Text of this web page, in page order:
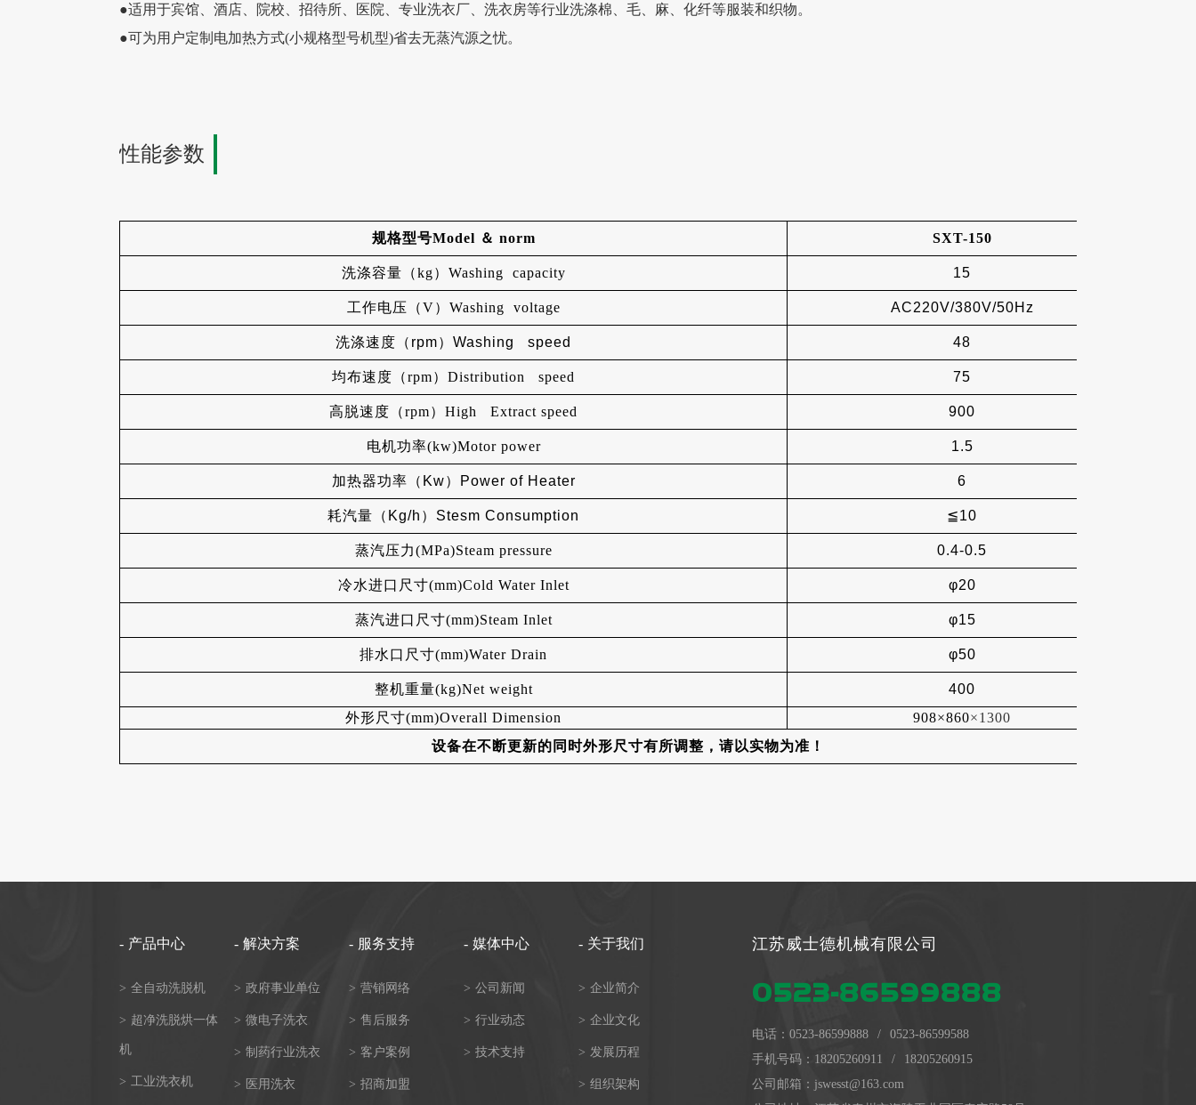
●适用于宾馆、酒店、院校、招待所、医院、专业洗衣厂、洗衣房等行业洗涤棉、毛、麻、化纤等服装和织物。
●可为用户定制电加热方式(小规格型号机型)省去无蒸汽源之忧。
性能参数
规格型号Model ＆ norm SXT-150
洗涤容量（kg）Washing capacity 15
工作电压（V）Washing voltage AC220V/380V/50Hz
洗涤速度（rpm）Washing speed 48
均布速度（rpm）Distribution speed 75
高脱速度（rpm）High Extract speed 900
电机功率(kw)Motor power 1.5
加热器功率（Kw）Power of Heater 6
耗汽量（Kg/h）Stesm Consumption ≦10
蒸汽压力(MPa)Steam pressure 0.4-0.5
冷水进口尺寸(mm)Cold Water Inlet φ20
蒸汽进口尺寸(mm)Steam Inlet φ15
排水口尺寸(mm)Water Drain φ50
整机重量(kg)Net weight
400
外形尺寸(mm)Overall Dimension
908×860×1300
设备在不断更新的同时外形尺寸有所调整，请以实物为准！
- 产品中心
> 全自动洗脱机
> 超净洗脱烘一体
机
> 工业洗衣机
- 解决方案
> 政府事业单位
> 微电子洗衣
> 制药行业洗衣
> 医用洗衣
- 服务支持
> 营销网络
> 售后服务
> 客户案例
> 招商加盟
- 媒体中心
> 公司新闻
> 行业动态
> 技术支持
- 关于我们
> 企业简介
> 企业文化
> 发展历程
> 组织架构
江苏威士德机械有限公司
0523-86599888
电话： 0523-86599888 /
0523-86599588
手机号码： 18205260911 /
18205260915
公司邮箱：jswesst@163.com